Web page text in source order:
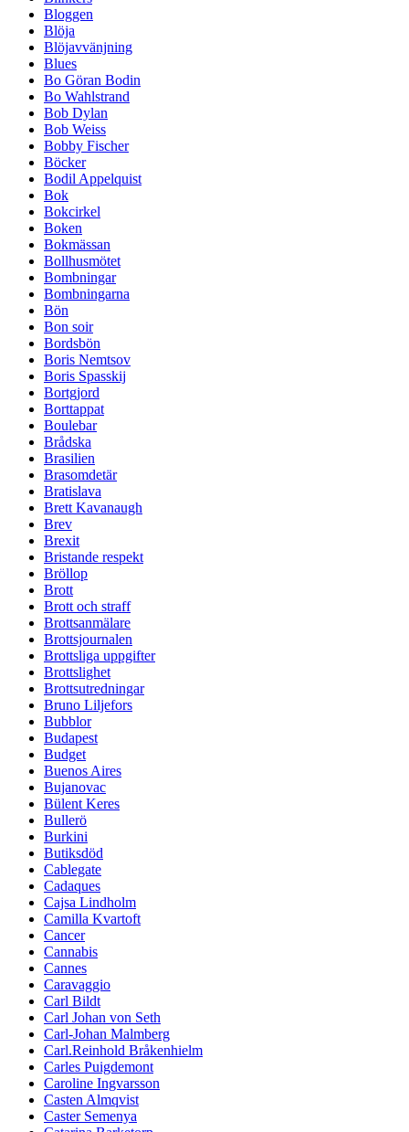
Bloggen
Blöja
Blöjavvänjning
Blues
Bo Göran Bodin
Bo Wahlstrand
Bob Dylan
Bob Weiss
Bobby Fischer
Böcker
Bodil Appelquist
Bok
Bokcirkel
Boken
Bokmässan
Bollhusmötet
Bombningar
Bombningarna
Bön
Bon soir
Bordsbön
Boris Nemtsov
Boris Spasskij
Bortgjord
Borttappat
Boulebar
Brådska
Brasilien
Brasomdetär
Bratislava
Brett Kavanaugh
Brev
Brexit
Bristande respekt
Bröllop
Brott
Brott och straff
Brottsanmälare
Brottsjournalen
Brottsliga uppgifter
Brottslighet
Brottsutredningar
Bruno Liljefors
Bubblor
Budapest
Budget
Buenos Aires
Bujanovac
Bülent Keres
Bullerö
Burkini
Butiksdöd
Cablegate
Cadaques
Cajsa Lindholm
Camilla Kvartoft
Cancer
Cannabis
Cannes
Caravaggio
Carl Bildt
Carl Johan von Seth
Carl-Johan Malmberg
Carl.Reinhold Bråkenhielm
Carles Puigdemont
Caroline Ingvarsson
Casten Almqvist
Caster Semenya